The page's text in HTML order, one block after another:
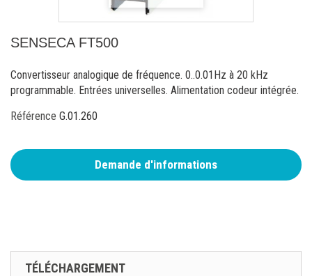
SENSECA FT500
Convertisseur analogique de fréquence. 0..0.01Hz à 20 kHz
programmable. Entrées universelles. Alimentation codeur intégrée.
Référence G.01.260
Demande d'informations
TÉLÉCHARGEMENT